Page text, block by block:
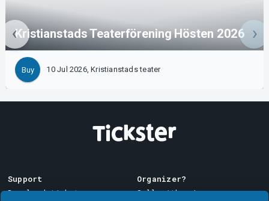
Kristianstads Teaterförening Hösten 2026
Buy 10 Jul 2026, Kristianstads teater
Support
Download ticket
Organizer?
Sell with us!